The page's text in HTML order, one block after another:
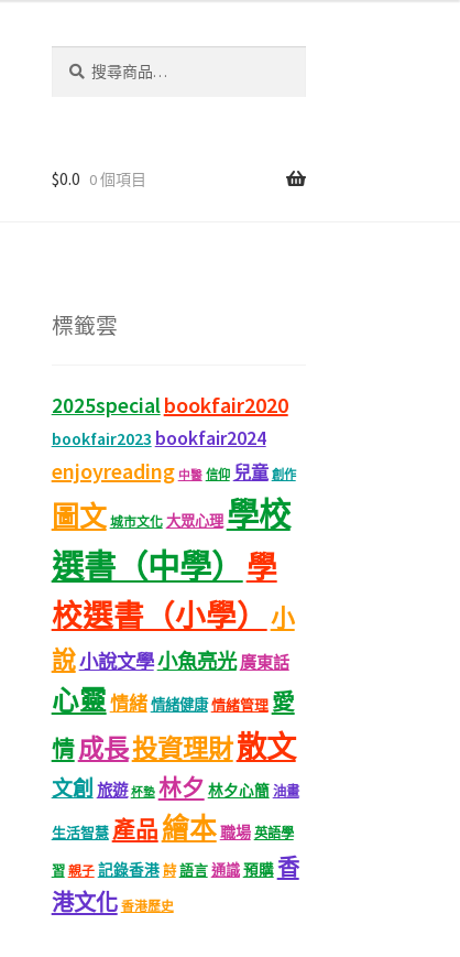
$0.0 0 個項目
標籤雲
2025specialbookfair2020
bookfair2023 bookfair2024
enjoyreading 中醫 信仰 兒童 創作
圖文 城市文化 大眾心理 學校
選書（中學）
學
校選書（小學）
小
說小說文學小魚亮光廣東話
心靈情緒情緒健康情緒管理 愛
情成長投資理財散文
文創 旅遊 杯墊 林夕 林夕心簡 油畫
生活智慧 產品繪本職場 英語學
習 親子 記錄香港 詩 語言通識預購香
港文化 香港歷史